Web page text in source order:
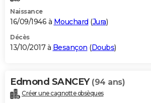
Naissance
16/09/1946 à Mouchard (Jura)
Décès
13/10/2017 à Besançon (Doubs)
Edmond SANCEY (94 ans)
Créer une cagnotte obsèques